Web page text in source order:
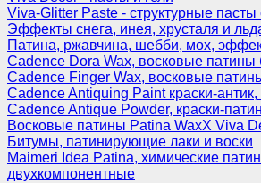
Viva-Glitter Paste - структурные пасты
Эффекты снега, инея, хрусталя и
Патина, ржавчина, шебби, мох,
Cadence Dora Wax, восковые патины
Cadence Finger Wax, восковые
Сadence Antiquing Paint краски-
Cadence Antique Powder, краски-
Восковые патины Patina WaxX Viva
Битумы, патинирующие лаки и воски
Maimeri Idea Patina, химические
двухкомпонентные